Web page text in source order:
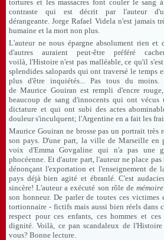
tortures et les massacres font couler le sang
contraste qui est décrit par l'auteur
dérangeante. Jorge Rafael Videla n'est jamais
humaine et la mort non plus.
L'auteur ne nous épargne absolument rien et
d'autres auraient peut-être préféré
voilà, l'Histoire n'est pas malléable, ce qu'il s'est
splendides salopards qui ont traversé le temps
plus d'être inquiétés... Pas tous du
de Maurice Gouiran est rempli d'encre
beaucoup de sang d'innocents qui ont vécus
dictature et qui ont subi des actes
douleur s'inculquent; l'Argentine en a fait les
Maurice Gouiran ne brosse pas un portrait très
son pays. D'une part, la ville de Marseille en
voix d'Emma Govgaline qui n'a pas une
phocéenne. Et d'autre part, l'auteur ne place
dénonçant l'exportation et l'enseignement de
pays déjà bien agité et ébranlé. C'est
sincère! L'auteur a exécuté son rôle demémoire
son honneur. De parler de toutes ces
tortionnaire - fictifs mais aussi bien réels dans
respect pour ces enfants, ces hommes et
dignité. Voilà, ce pan scandaleux de
vous? Bonne lecture.